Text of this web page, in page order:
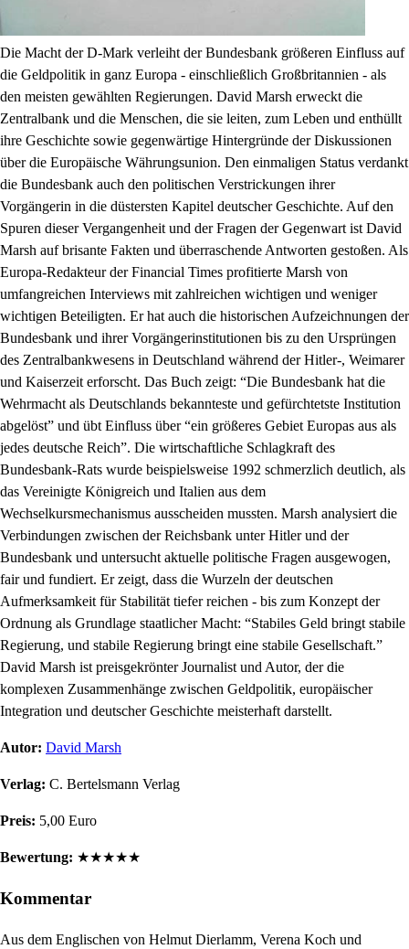
Die Macht der D-Mark verleiht der Bundesbank größeren Einfluss auf
die Geldpolitik in ganz Europa - einschließlich Großbritannien - als
den meisten gewählten Regierungen. David Marsh erweckt die
Zentralbank und die Menschen, die sie leiten, zum Leben und enthüllt
ihre Geschichte sowie gegenwärtige Hintergründe der Diskussionen
über die Europäische Währungsunion. Den einmaligen Status verdankt
die Bundesbank auch den politischen Verstrickungen ihrer
Vorgängerin in die düstersten Kapitel deutscher Geschichte. Auf den
Spuren dieser Vergangenheit und der Fragen der Gegenwart ist David
Marsh auf brisante Fakten und überraschende Antworten gestoßen. Als
Europa-Redakteur der Financial Times profitierte Marsh von
umfangreichen Interviews mit zahlreichen wichtigen und weniger
wichtigen Beteiligten. Er hat auch die historischen Aufzeichnungen der
Bundesbank und ihrer Vorgängerinstitutionen bis zu den Ursprüngen
des Zentralbankwesens in Deutschland während der Hitler-, Weimarer
und Kaiserzeit erforscht. Das Buch zeigt: “Die Bundesbank hat die
Wehrmacht als Deutschlands bekannteste und gefürchtetste Institution
abgelöst” und übt Einfluss über “ein größeres Gebiet Europas aus als
jedes deutsche Reich”. Die wirtschaftliche Schlagkraft des
Bundesbank-Rats wurde beispielsweise 1992 schmerzlich deutlich, als
das Vereinigte Königreich und Italien aus dem
Wechselkursmechanismus ausscheiden mussten. Marsh analysiert die
Verbindungen zwischen der Reichsbank unter Hitler und der
Bundesbank und untersucht aktuelle politische Fragen ausgewogen,
fair und fundiert. Er zeigt, dass die Wurzeln der deutschen
Aufmerksamkeit für Stabilität tiefer reichen - bis zum Konzept der
Ordnung als Grundlage staatlicher Macht: “Stabiles Geld bringt stabile
Regierung, und stabile Regierung bringt eine stabile Gesellschaft.”
David Marsh ist preisgekrönter Journalist und Autor, der die
komplexen Zusammenhänge zwischen Geldpolitik, europäischer
Integration und deutscher Geschichte meisterhaft darstellt.
Autor: David Marsh
Verlag: C. Bertelsmann Verlag
Preis: 5,00 Euro
Bewertung: ★★★★★
Kommentar
Aus dem Englischen von Helmut Dierlamm, Verena Koch und